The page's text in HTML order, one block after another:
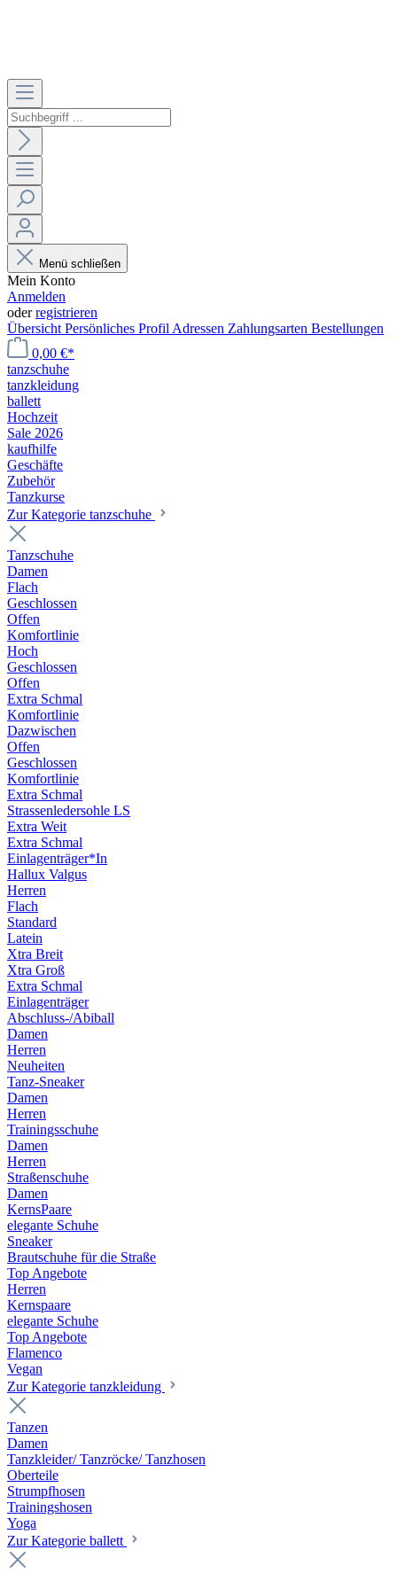
Menü schließen
Mein Konto
Anmelden
oderregistrieren
Übersicht Persönliches Profil Adressen Zahlungsarten Bestellungen
0,00 €*
tanzschuhe
tanzkleidung
ballett
Hochzeit
Sale 2026
kaufhilfe
Geschäfte
Zubehör
Tanzkurse
Zur Kategorie tanzschuhe
Tanzschuhe
Damen
Flach
Geschlossen
Offen
Komfortlinie
Hoch
Geschlossen
Offen
Extra Schmal
Komfortlinie
Dazwischen
Offen
Geschlossen
Komfortlinie
Extra Schmal
Strassenledersohle LS
Extra Weit
Extra Schmal
Einlagenträger*In
Hallux Valgus
Herren
Flach
Standard
Latein
Xtra Breit
Xtra Groß
Extra Schmal
Einlagenträger
Abschluss-/Abiball
Damen
Herren
Neuheiten
Tanz-Sneaker
Damen
Herren
Trainingsschuhe
Damen
Herren
Straßenschuhe
Damen
KernsPaare
elegante Schuhe
Sneaker
Brautschuhe für die Straße
Top Angebote
Herren
Kernspaare
elegante Schuhe
Top Angebote
Flamenco
Vegan
Zur Kategorie tanzkleidung
Tanzen
Damen
Tanzkleider/ Tanzröcke/ Tanzhosen
Oberteile
Strumpfhosen
Trainingshosen
Yoga
Zur Kategorie ballett